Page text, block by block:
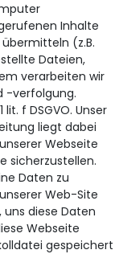
Inhalte
(z.B.
Dateien,
verarbeiten wir
-verfolgung.
f DSGVO. Unser
liegt dabei
Webseite
sicherzustellen.
Daten zu
Web-Site
diese Daten
Webseite
gespeichert